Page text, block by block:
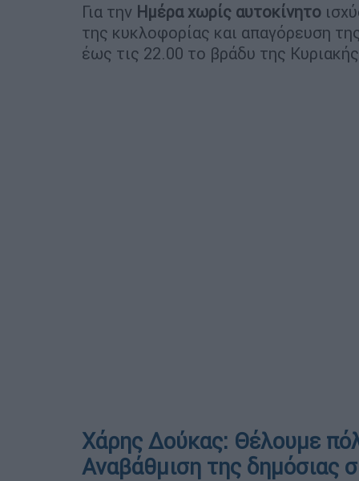
Για την Ημέρα χωρίς αυτοκίνητο
της κυκλοφορίας και απαγόρευση
έως τις 22.00 το βράδυ της
Χάρης Δούκας: Θέλουμε
Αναβάθμιση της δημόσιας